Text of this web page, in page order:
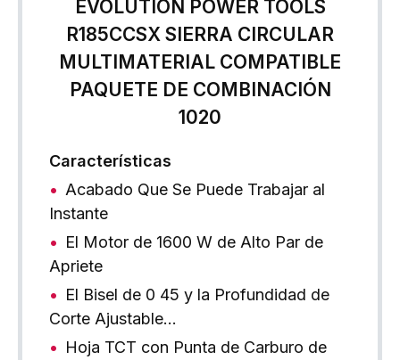
EVOLUTION POWER TOOLS
R185CCSX SIERRA CIRCULAR
MULTIMATERIAL COMPATIBLE
PAQUETE DE COMBINACIÓN
1020
Características
Acabado Que Se Puede Trabajar al
Instante
El Motor de 1600 W de Alto Par de
Apriete
El Bisel de 0 45 y la Profundidad de
Corte Ajustable…
Hoja TCT con Punta de Carburo de